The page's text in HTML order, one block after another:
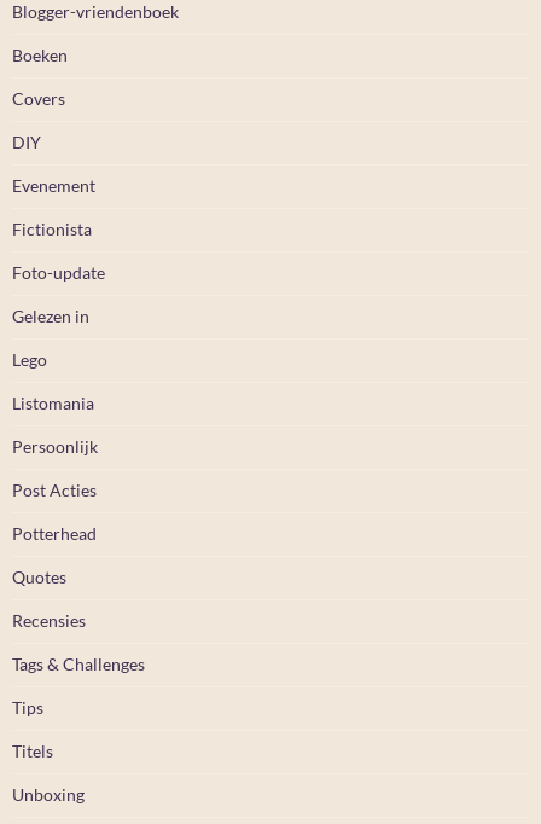
Blogger-vriendenboek
Boeken
Covers
DIY
Evenement
Fictionista
Foto-update
Gelezen in
Lego
Listomania
Persoonlijk
Post Acties
Potterhead
Quotes
Recensies
Tags & Challenges
Tips
Titels
Unboxing